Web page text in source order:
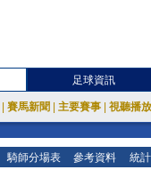
足球資訊
賽馬新聞 主要賽事 視聽播
騎師分場表 參考資料 統